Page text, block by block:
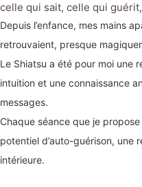
celle qui sait, celle qui
Depuis l’enfance, mes mains
retrouvaient, presque
Le Shiatsu a été pour moi une
intuition et une connaissance
messages.
Chaque séance que je
potentiel d’auto-guérison, une
intérieure.